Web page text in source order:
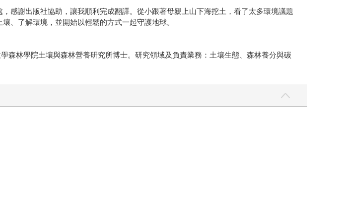
感謝出版社協助，讓我順利完成翻譯。從小跟著母親上山下海挖土，看了太多環境議題
、了解環境，並開始以輕鬆的方式一起守護地球。
森林學院土壤與森林營養研究所博士。研究領域及負責業務：土壤生態、森林養分與碳